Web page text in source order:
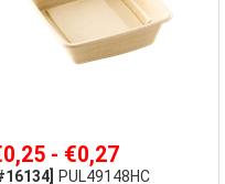
- €0,27
PUL49148HC